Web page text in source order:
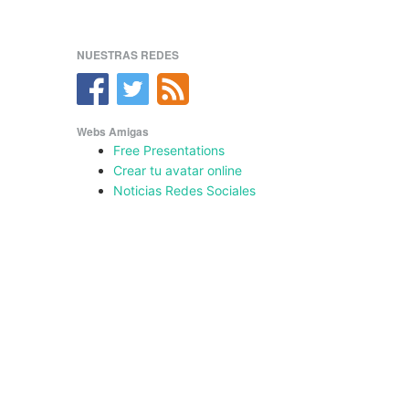
NUESTRAS REDES
Webs Amigas
Free Presentations
Crear tu avatar online
Noticias Redes Sociales